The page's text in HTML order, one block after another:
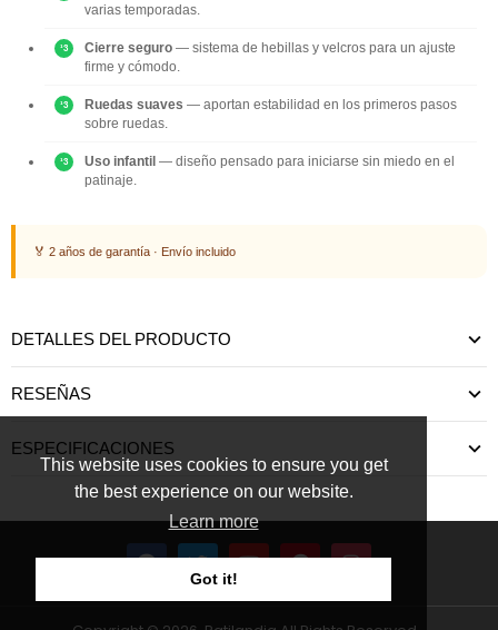
This website uses cookies to ensure you get
the best experience on our website.
Learn more
Got it!
varias temporadas.
Cierre seguro — sistema de hebillas y velcros para un ajuste
firme y cómodo.
Ruedas suaves — aportan estabilidad en los primeros pasos
sobre ruedas.
Uso infantil — diseño pensado para iniciarse sin miedo en el
patinaje.
🏅 2 años de garantía · Envío incluido
DETALLES DEL PRODUCTO
RESEÑAS
ESPECIFICACIONES